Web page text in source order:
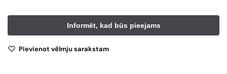
Pievienot vēlmju sarakstam